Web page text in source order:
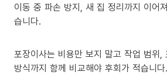
이동 중 파손 방지, 새 집 정리까지 이어
습니다.
포장이사는 비용만 보지 말고 작업 범위,
방식까지 함께 비교해야 후회가 적습니다.